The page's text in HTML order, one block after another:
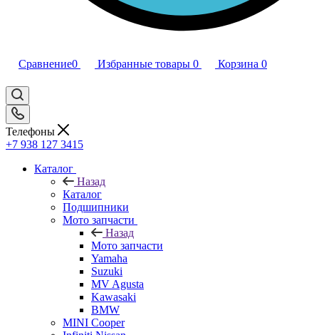
Сравнение0 Избранные товары 0 Корзина 0
Телефоны
+7 938 127 3415
Каталог
Назад
Каталог
Подшипники
Мото запчасти
Назад
Мото запчасти
Yamaha
Suzuki
MV Agusta
Kawasaki
BMW
MINI Cooper